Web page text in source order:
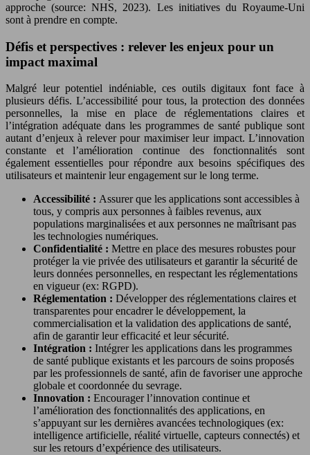
approche (source: NHS, 2023). Les initiatives du Royaume-Uni
sont à prendre en compte.
Défis et perspectives : relever les enjeux pour un
impact maximal
Malgré leur potentiel indéniable, ces outils digitaux font face à
plusieurs défis. L’accessibilité pour tous, la protection des données
personnelles, la mise en place de réglementations claires et
l’intégration adéquate dans les programmes de santé publique sont
autant d’enjeux à relever pour maximiser leur impact. L’innovation
constante et l’amélioration continue des fonctionnalités sont
également essentielles pour répondre aux besoins spécifiques des
utilisateurs et maintenir leur engagement sur le long terme.
Accessibilité : Assurer que les applications sont accessibles à
tous, y compris aux personnes à faibles revenus, aux
populations marginalisées et aux personnes ne maîtrisant pas
les technologies numériques.
Confidentialité : Mettre en place des mesures robustes pour
protéger la vie privée des utilisateurs et garantir la sécurité de
leurs données personnelles, en respectant les réglementations
en vigueur (ex: RGPD).
Réglementation : Développer des réglementations claires et
transparentes pour encadrer le développement, la
commercialisation et la validation des applications de santé,
afin de garantir leur efficacité et leur sécurité.
Intégration : Intégrer les applications dans les programmes
de santé publique existants et les parcours de soins proposés
par les professionnels de santé, afin de favoriser une approche
globale et coordonnée du sevrage.
Innovation : Encourager l’innovation continue et
l’amélioration des fonctionnalités des applications, en
s’appuyant sur les dernières avancées technologiques (ex:
intelligence artificielle, réalité virtuelle, capteurs connectés) et
sur les retours d’expérience des utilisateurs.